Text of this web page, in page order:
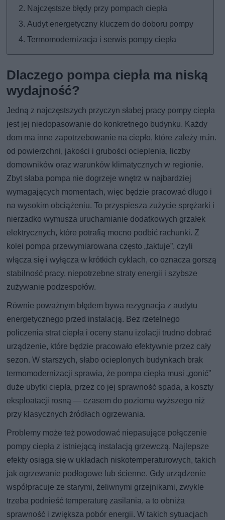
Najczęstsze błędy przy pompach ciepła
Audyt energetyczny kluczem do doboru pompy
Termomodernizacja i serwis pompy ciepła
Dlaczego pompa ciepła ma niską
wydajność?
Jedną z najczęstszych przyczyn słabej pracy pompy ciepła
jest jej niedopasowanie do konkretnego budynku. Każdy
dom ma inne zapotrzebowanie na ciepło, które zależy m.in.
od powierzchni, jakości i grubości ocieplenia, liczby
domowników oraz warunków klimatycznych w regionie.
Zbyt słaba pompa nie dogrzeje wnętrz w najbardziej
wymagających momentach, więc będzie pracować długo i
na wysokim obciążeniu. To przyspiesza zużycie sprężarki i
nierzadko wymusza uruchamianie dodatkowych grzałek
elektrycznych, które potrafią mocno podbić rachunki. Z
kolei pompa przewymiarowana często „taktuje”, czyli
włącza się i wyłącza w krótkich cyklach, co oznacza gorszą
stabilność pracy, niepotrzebne straty energii i szybsze
zużywanie podzespołów.
Równie poważnym błędem bywa rezygnacja z audytu
energetycznego przed instalacją. Bez rzetelnego
policzenia strat ciepła i oceny stanu izolacji trudno dobrać
urządzenie, które będzie pracowało efektywnie przez cały
sezon. W starszych, słabo ocieplonych budynkach brak
termomodernizacji sprawia, że pompa ciepła musi „gonić”
duże ubytki ciepła, przez co jej sprawność spada, a koszty
eksploatacji rosną — czasem do poziomu wyższego niż
przy klasycznych źródłach ogrzewania.
Problemy może też powodować niepasujące połączenie
pompy ciepła z istniejącą instalacją grzewczą. Najlepsze
efekty osiąga się w układach niskotemperaturowych, takich
jak ogrzewanie podłogowe lub ścienne. Gdy urządzenie
współpracuje ze starymi, żeliwnymi grzejnikami, zwykle
trzeba podnieść temperaturę zasilania, a to obniża
sprawność i zwiększa pobór energii. W takich sytuacjach